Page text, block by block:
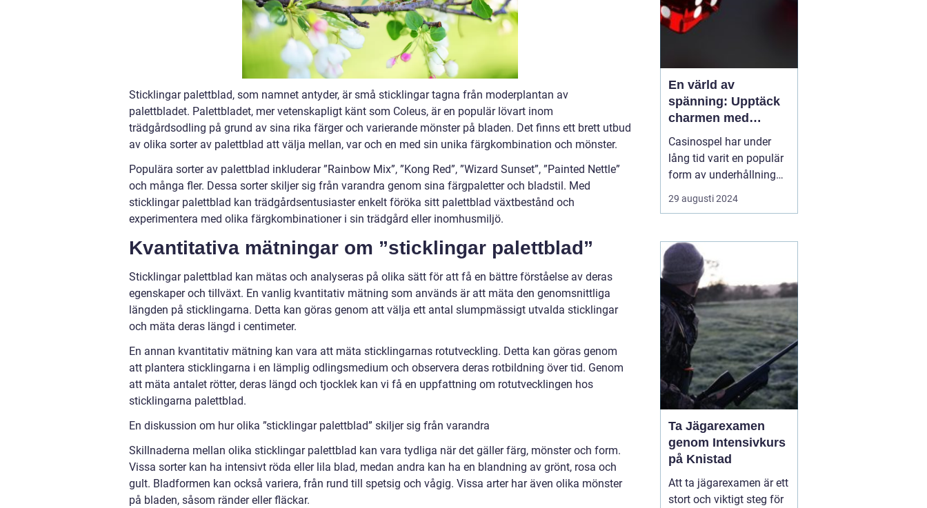
Sticklingar palettblad, som namnet antyder, är små sticklingar tagna från moderplantan av
palettbladet. Palettbladet, mer vetenskapligt känt som Coleus, är en populär lövart inom
trädgårdsodling på grund av sina rika färger och varierande mönster på bladen. Det finns ett brett utbud
av olika sorter av palettblad att välja mellan, var och en med sin unika färgkombination och mönster.
Populära sorter av palettblad inkluderar ”Rainbow Mix”, ”Kong Red”, ”Wizard Sunset”, ”Painted Nettle”
och många fler. Dessa sorter skiljer sig från varandra genom sina färgpaletter och bladstil. Med
sticklingar palettblad kan trädgårdsentusiaster enkelt föröka sitt palettblad växtbestånd och
experimentera med olika färgkombinationer i sin trädgård eller inomhusmiljö.
Kvantitativa mätningar om ”sticklingar palettblad”
Sticklingar palettblad kan mätas och analyseras på olika sätt för att få en bättre förståelse av deras
egenskaper och tillväxt. En vanlig kvantitativ mätning som används är att mäta den genomsnittliga
längden på sticklingarna. Detta kan göras genom att välja ett antal slumpmässigt utvalda sticklingar
och mäta deras längd i centimeter.
En annan kvantitativ mätning kan vara att mäta sticklingarnas rotutveckling. Detta kan göras genom
att plantera sticklingarna i en lämplig odlingsmedium och observera deras rotbildning över tid. Genom
att mäta antalet rötter, deras längd och tjocklek kan vi få en uppfattning om rotutvecklingen hos
sticklingarna palettblad.
En diskussion om hur olika ”sticklingar palettblad” skiljer sig från varandra
Skillnaderna mellan olika sticklingar palettblad kan vara tydliga när det gäller färg, mönster och form.
Vissa sorter kan ha intensivt röda eller lila blad, medan andra kan ha en blandning av grönt, rosa och
gult. Bladformen kan också variera, från rund till spetsig och vågig. Vissa arter har även olika mönster
på bladen, såsom ränder eller fläckar.
En värld av
spänning: Upptäck
charmen med
casino
Casinospel har under
lång tid varit en populär
form av underhållning
världen över. Från de
glittrande casinogolven i
spelhallarnas neonljus
online, erbjuder
casinovärlden en unik
mix av...
29 augusti 2024
Ta Jägarexamen
genom Intensivkurs
på Knistad
Att ta jägarexamen är ett
stort och viktigt steg för